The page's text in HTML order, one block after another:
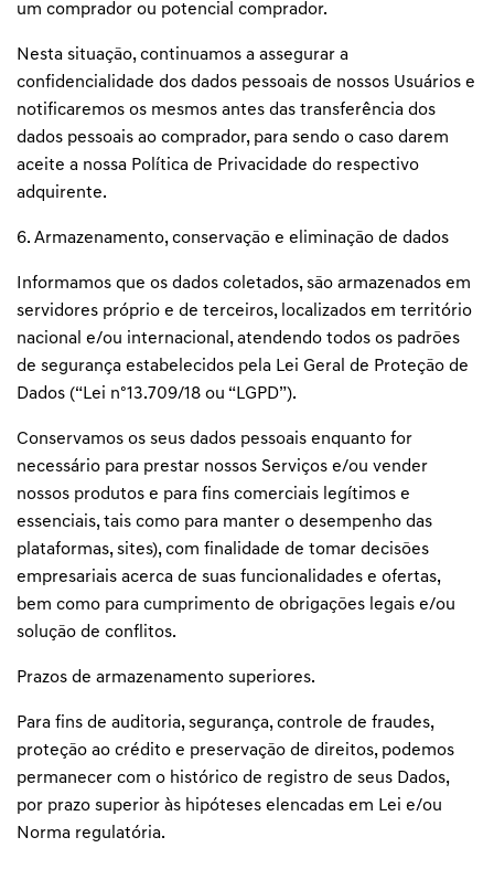
um comprador ou potencial comprador.
Nesta situação, continuamos a assegurar a
confidencialidade dos dados pessoais de nossos Usuários e
notificaremos os mesmos antes das transferência dos
dados pessoais ao comprador, para sendo o caso darem
aceite a nossa Política de Privacidade do respectivo
adquirente.
6. Armazenamento, conservação e eliminação de dados
Informamos que os dados coletados, são armazenados em
servidores próprio e de terceiros, localizados em território
nacional e/ou internacional, atendendo todos os padrões
de segurança estabelecidos pela Lei Geral de Proteção de
Dados (“Lei nº13.709/18 ou “LGPD”).
Conservamos os seus dados pessoais enquanto for
necessário para prestar nossos Serviços e/ou vender
nossos produtos e para fins comerciais legítimos e
essenciais, tais como para manter o desempenho das
plataformas, sites), com finalidade de tomar decisões
empresariais acerca de suas funcionalidades e ofertas,
bem como para cumprimento de obrigações legais e/ou
solução de conflitos.
Prazos de armazenamento superiores.
Para fins de auditoria, segurança, controle de fraudes,
proteção ao crédito e preservação de direitos, podemos
permanecer com o histórico de registro de seus Dados,
por prazo superior às hipóteses elencadas em Lei e/ou
Norma regulatória.